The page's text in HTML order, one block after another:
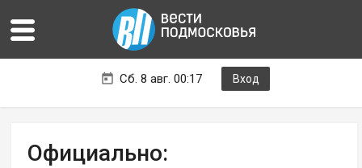
Сб. 8 авг. 00:17 Вход
Официально: